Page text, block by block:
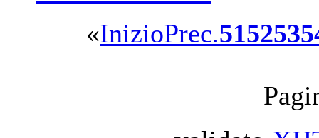
«InizioPrec.515253